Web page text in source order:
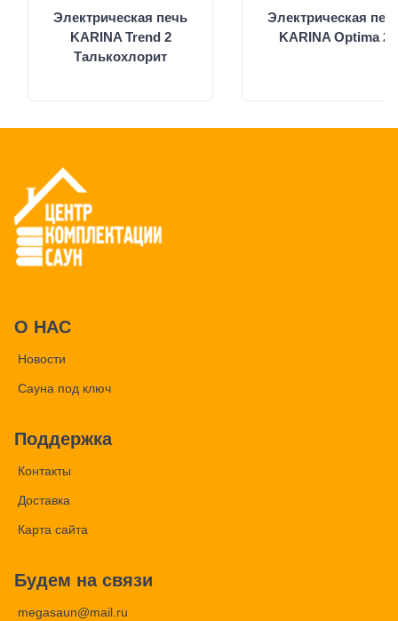
Электрическая печь
KARINA Trend 2
Талькохлорит
Электрическая
KARINA Optima 2
О НАС
Новости
Сауна под ключ
Поддержка
Контакты
Доставка
Карта сайта
Будем на связи
megasaun@mail.ru